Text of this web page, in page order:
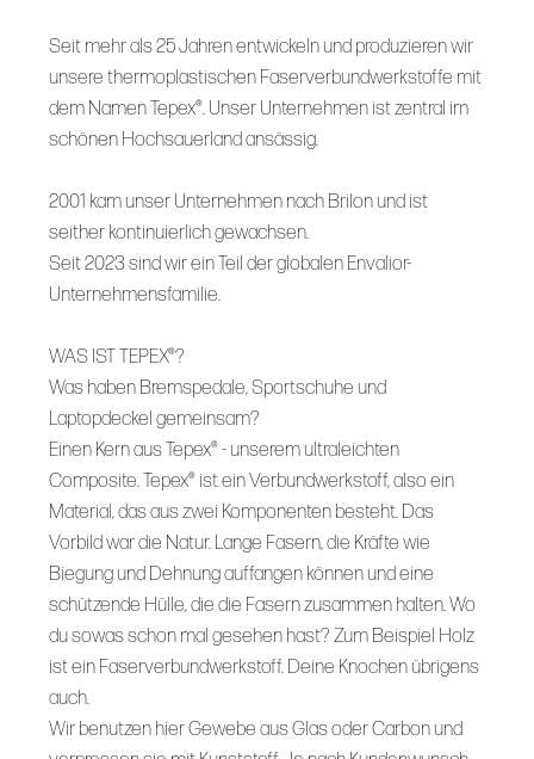
Seit mehr als 25 Jahren entwickeln und produzieren wir
unsere thermoplastischen Faserverbundwerkstoffe mit
dem Namen Tepex®. Unser Unternehmen ist zentral im
schönen Hochsauerland ansässig.
2001 kam unser Unternehmen nach Brilon und ist
seither kontinuierlich gewachsen.
Seit 2023 sind wir ein Teil der globalen Envalior-
Unternehmensfamilie.
WAS IST TEPEX®?
Was haben Bremspedale, Sportschuhe und
Laptopdeckel gemeinsam?
Einen Kern aus Tepex® - unserem ultraleichten
Composite. Tepex® ist ein Verbundwerkstoff, also ein
Material, das aus zwei Komponenten besteht. Das
Vorbild war die Natur. Lange Fasern, die Kräfte wie
Biegung und Dehnung auffangen können und eine
schützende Hülle, die die Fasern zusammen halten. Wo
du sowas schon mal gesehen hast? Zum Beispiel Holz
ist ein Faserverbundwerkstoff. Deine Knochen übrigens
auch.
Wir benutzen hier Gewebe aus Glas oder Carbon und